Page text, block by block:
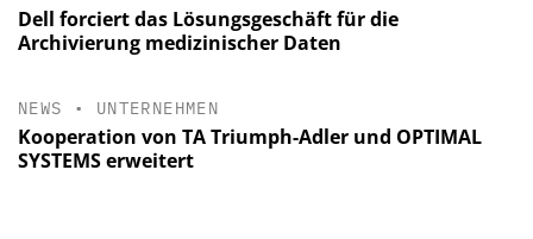
Dell forciert das Lösungsgeschäft für die
Archivierung medizinischer Daten
NEWS • UNTERNEHMEN
Kooperation von TA Triumph-Adler und OPTIMAL
SYSTEMS erweitert